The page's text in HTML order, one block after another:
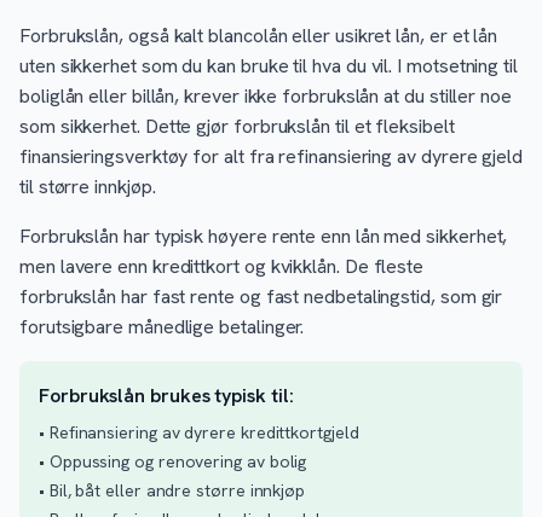
Forbrukslån, også kalt blancolån eller usikret lån, er et lån
uten sikkerhet som du kan bruke til hva du vil. I motsetning til
boliglån eller billån, krever ikke forbrukslån at du stiller noe
som sikkerhet. Dette gjør forbrukslån til et fleksibelt
finansieringsverktøy for alt fra refinansiering av dyrere gjeld
til større innkjøp.
Forbrukslån har typisk høyere rente enn lån med sikkerhet,
men lavere enn kredittkort og kvikklån. De fleste
forbrukslån har fast rente og fast nedbetalingstid, som gir
forutsigbare månedlige betalinger.
Forbrukslån brukes typisk til:
• Refinansiering av dyrere kredittkortgjeld
• Oppussing og renovering av bolig
• Bil, båt eller andre større innkjøp